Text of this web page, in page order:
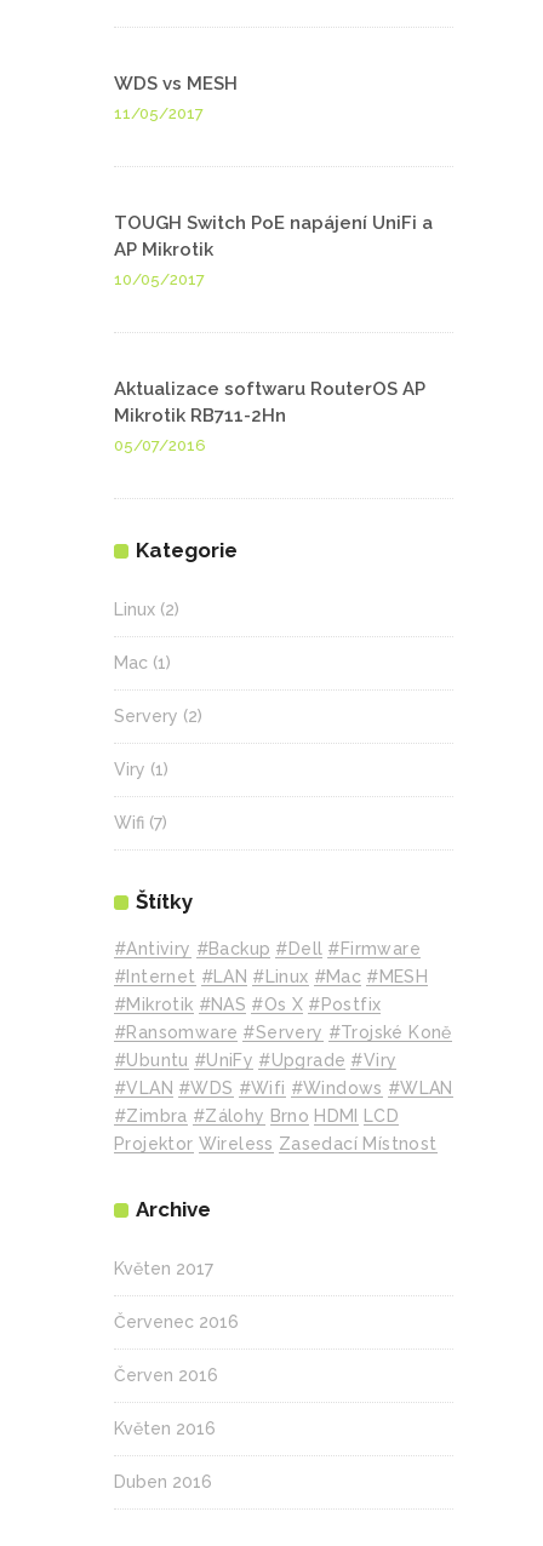
WDS vs MESH
11/05/2017
TOUGH Switch PoE napájení UniFi a
AP Mikrotik
10/05/2017
Aktualizace softwaru RouterOS AP
Mikrotik RB711-2Hn
05/07/2016
Kategorie
Linux (2)
Mac (1)
Servery (2)
Viry (1)
Wifi (7)
Štítky
#Antiviry #backup #Dell #Firmware
#internet #LAN #Linux #mac #MESH
#mikrotik #NAS #Os X #Postfix
#Ransomware #Servery #Trojské Koně
#Ubuntu #UniFy #Upgrade #Viry
#VLAN #WDS #wifi #Windows #WLAN
#Zimbra #zálohy Brno HDMI
LCD
Projektor Wireless Zasedací Místnost
Archive
Květen 2017
Červenec 2016
Červen 2016
Květen 2016
Duben 2016